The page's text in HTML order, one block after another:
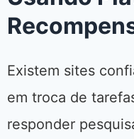
Existem sites
em troca de
responder